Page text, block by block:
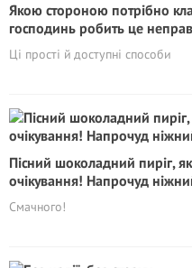
Якою стороною потрібно
господинь робить це
Ці прості й доступні способи
Пісний шоколадний пиріг,
очікування! Напрочуд
Смачного!